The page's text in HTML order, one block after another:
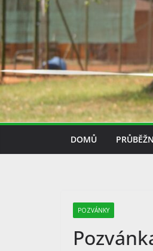
DOMŮ
POZVÁNKY